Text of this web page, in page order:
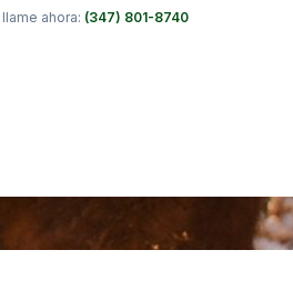
llame ahora: (347) 801-8740